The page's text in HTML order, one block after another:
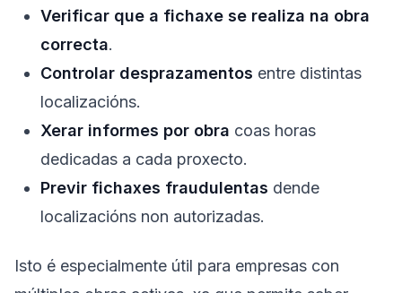
Verificar que a fichaxe se realiza na obra
correcta.
Controlar desprazamentos entre distintas
localizacións.
Xerar informes por obra coas horas
dedicadas a cada proxecto.
Previr fichaxes fraudulentas dende
localizacións non autorizadas.
Isto é especialmente útil para empresas con